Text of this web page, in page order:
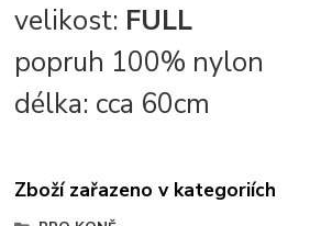
velikost: FULL
popruh 100% nylon
délka: cca 60cm
Zboží zařazeno v kategoriích